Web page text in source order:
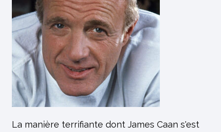
La manière terrifiante dont James Caan s'est